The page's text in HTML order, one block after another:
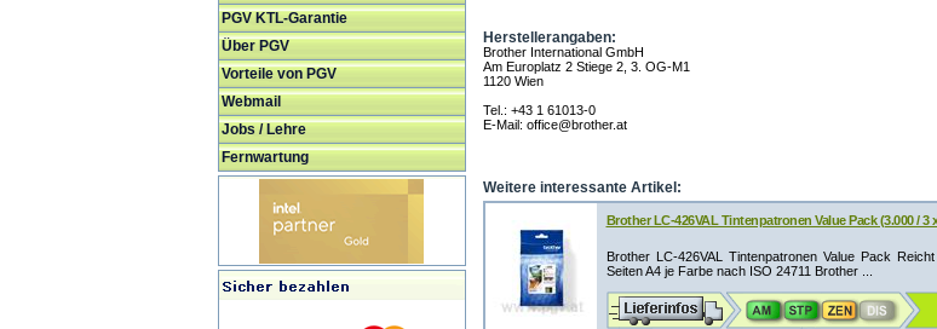
PGV KTL-Garantie
Über PGV
Vorteile von PGV
Webmail
Jobs / Lehre
Fernwartung
Herstellerangaben:
Brother International GmbH
Am Europlatz 2 Stiege 2, 3. OG-M1
1120 Wien
Tel.: +43 1 61013-0
E-Mail: office@brother.at
Weitere interessante Artikel:
Brother LC-426VAL Tintenpatronen Value Pack (3.000 / 3
Brother LC-426VAL Tintenpatronen Value Pack
Seiten A4 je Farbe nach ISO 24711 Brother ...